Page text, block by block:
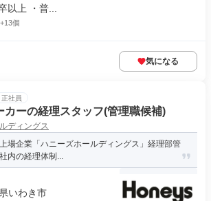
以上 ・普...
+13個
気になる
正社員
カーの経理スタッフ(管理職候補)
ディングス
場企業「ハニーズホールディングス」経理部管
内の経理体制...
いわき市